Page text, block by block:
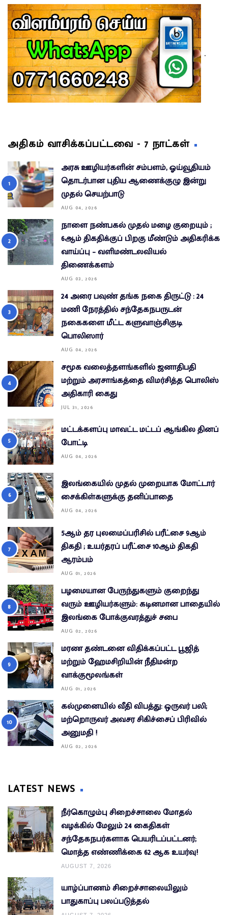
.
அதிகம் வாசிக்கப்பட்டவை - 7 நாட்கள்
அரசு ஊழியர்களின் சம்பளம், ஓய்வூதியம்
தொடர்பான புதிய ஆணைக்குழு இன்று
முதல் செயற்பாடு
AUG 04, 2026
நாளை நண்பகல் முதல் மழை குறையும் ;
6ஆம் திகதிக்குப் பிறகு மீண்டும் அதிகரிக்க
வாய்ப்பு – வளிமண்டலவியல்
திணைக்களம்
AUG 03, 2026
24 அரை பவுண் தங்க நகை திருட்டு : 24
மணி நேரத்தில் சந்தேகநபருடன்
நகைகளை மீட்ட களுவாஞ்சிகுடி
பொலிஸார்
AUG 04, 2026
சமூக வலைத்தளங்களில் ஜனாதிபதி
மற்றும் அரசாங்கத்தை விமர்சித்த பொலிஸ்
அதிகாரி கைது
JUL 31, 2026
மட்டக்களப்பு மாவட்ட மட்டப் ஆங்கில தினப்
போட்டி
AUG 04, 2026
இலங்கையில் முதல் முறையாக மோட்டார்
சைக்கிள்களுக்கு தனிப்பாதை
AUG 04, 2026
5ஆம் தர புலமைப்பரிசில் பரீட்சை 9ஆம்
திகதி ; உயர்தரப் பரீட்சை 10ஆம் திகதி
ஆரம்பம்
AUG 01, 2026
பழமையான பேருந்துகளும் குறைந்து
வரும் ஊழியர்களும்: கடினமான பாதையில்
இலங்கை போக்குவரத்துச் சபை
AUG 02, 2026
மரண தண்டனை விதிக்கப்பட்ட பூஜித்
மற்றும் ஹேமசிறியின் நீதிமன்ற
வாக்குமூலங்கள்
AUG 01, 2026
கல்முனையில் வீதி விபத்து: ஒருவர் பலி;
மற்றொருவர் அவசர சிகிச்சைப் பிரிவில்
அனுமதி !
AUG 02, 2026
LATEST NEWS
நீர்கொழும்பு சிறைச்சாலை மோதல்
வழக்கில் மேலும் 24 கைதிகள்
சந்தேகநபர்களாக பெயரிடப்பட்டனர்;
மொத்த எண்ணிக்கை 62 ஆக உயர்வு!
AUGUST 7, 2026
யாழ்ப்பாணம் சிறைச்சாலையிலும்
பாதுகாப்பு பலப்படுத்தல்